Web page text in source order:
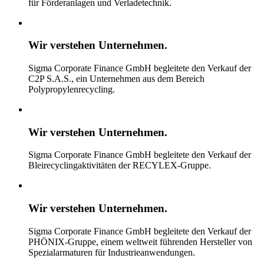
für Förderanlagen und Verladetechnik.
Wir verstehen Unternehmen.
Sigma Corporate Finance GmbH begleitete den Verkauf der
C2P S.A.S., ein Unternehmen aus dem Bereich
Polypropylenrecycling.
Wir verstehen Unternehmen.
Sigma Corporate Finance GmbH begleitete den Verkauf der
Bleirecyclingaktivitäten der RECYLEX-Gruppe.
Wir verstehen Unternehmen.
Sigma Corporate Finance GmbH begleitete den Verkauf der
PHÖNIX-Gruppe, einem weltweit führenden Hersteller von
Spezialarmaturen für Industrieanwendungen.